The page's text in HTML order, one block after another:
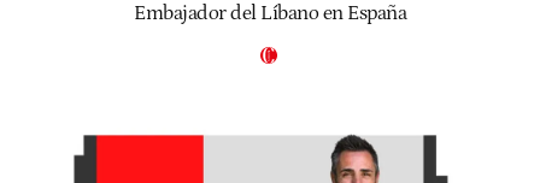
Embajador del Líbano en España